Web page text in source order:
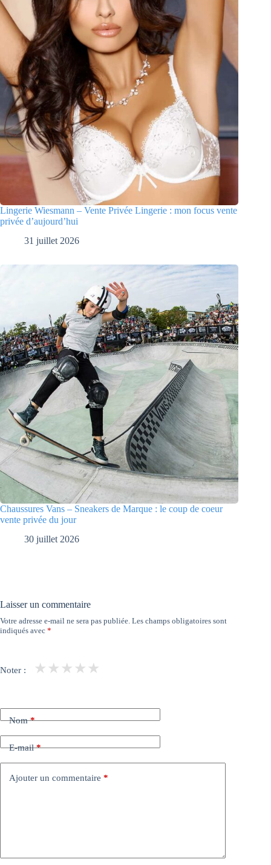
Lingerie Wiesmann – Vente Privée Lingerie : mon focus vente
privée d’aujourd’hui
31 juillet 2026
Chaussures Vans – Sneakers de Marque : le coup de coeur
vente privée du jour
30 juillet 2026
Laisser un commentaire
Votre adresse e-mail ne sera pas publiée. Les champs obligatoires sont
indiqués avec *
Noter : ★
★
★
★
★
Nom*
E-mail*
Ajouter un commentaire *